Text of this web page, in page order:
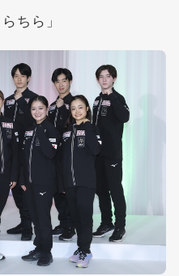
ちら」